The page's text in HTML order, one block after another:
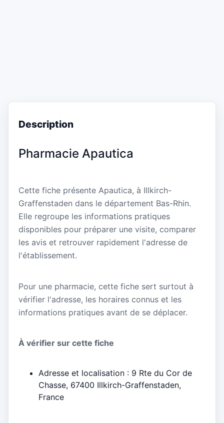
Description
Pharmacie Apautica
Cette fiche présente Apautica, à Illkirch-
Graffenstaden dans le département Bas-Rhin.
Elle regroupe les informations pratiques
disponibles pour préparer une visite, comparer
les avis et retrouver rapidement l'adresse de
l'établissement.
Pour une pharmacie, cette fiche sert surtout à
vérifier l'adresse, les horaires connus et les
informations pratiques avant de se déplacer.
À vérifier sur cette fiche
Adresse et localisation : 9 Rte du Cor de
Chasse, 67400 Illkirch-Graffenstaden,
France